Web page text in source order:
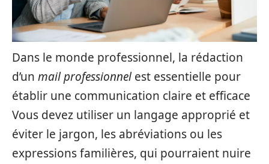
Dans le monde professionnel, la rédaction
d’un mail professionnelest essentielle pour
établir une communication claire et efficace
Vous devez utiliser un langage approprié et
éviter le jargon, les abréviations ou les
expressions familières, qui pourraient nuire